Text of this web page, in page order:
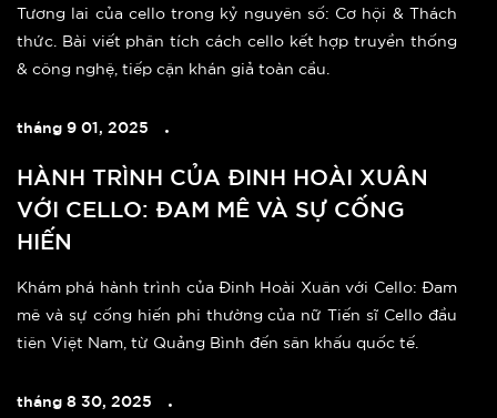
Tương lai của cello trong kỷ nguyên số: Cơ hội & Thách
thức. Bài viết phân tích cách cello kết hợp truyền thống
& công nghệ, tiếp cận khán giả toàn cầu.
tháng 9 01, 2025
HÀNH TRÌNH CỦA ĐINH HOÀI XUÂN
VỚI CELLO: ĐAM MÊ VÀ SỰ CỐNG
HIẾN
Khám phá hành trình của Đinh Hoài Xuân với Cello: Đam
mê và sự cống hiến phi thường của nữ Tiến sĩ Cello đầu
tiên Việt Nam, từ Quảng Bình đến sân khấu quốc tế.
tháng 8 30, 2025